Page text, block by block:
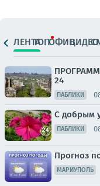
ЛЕНТАТОПОФИЦ.ВИДЕО
24
ПАБЛИКИ
С добрым
ПАБЛИКИ
Прогноз
МАРИУПОЛЬ